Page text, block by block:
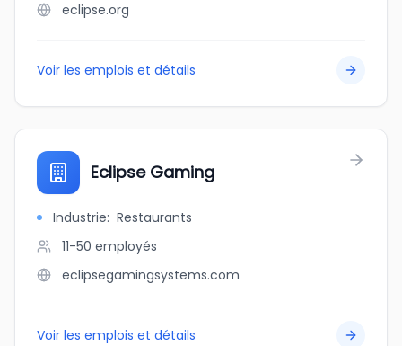
eclipse.org
Voir les emplois et détails
Eclipse Gaming
Industrie: Restaurants
11-50 employés
eclipsegamingsystems.com
Voir les emplois et détails